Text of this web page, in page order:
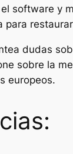
software y
para
dudas
sobre la
europeos.